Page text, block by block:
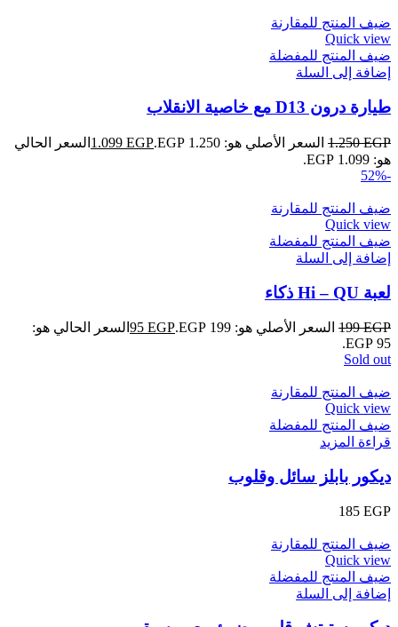
ضيف المنتج للمقارنة
Quick view
ضيف المنتج للمفضلة
إضافة إلى السلة
طيارة درون D13 مع خاصية الانقلاب
1.250EGP السعر الأصلي هو: 1.250 EGP. 1.099 EGP
السعر الحالي
هو: 1.099 EGP.
-52%
ضيف المنتج للمقارنة
Quick view
ضيف المنتج للمفضلة
إضافة إلى السلة
لعبة Hi – QU ذكاء
199EGP السعر الأصلي هو: 199 EGP. 95 EGP
السعر الحالي هو:
95 EGP.
Sold out
ضيف المنتج للمقارنة
Quick view
ضيف المنتج للمفضلة
قراءة المزيد
ديكور بابلز سائل وقلوب
185 EGP
ضيف المنتج للمقارنة
Quick view
ضيف المنتج للمفضلة
إضافة إلى السلة